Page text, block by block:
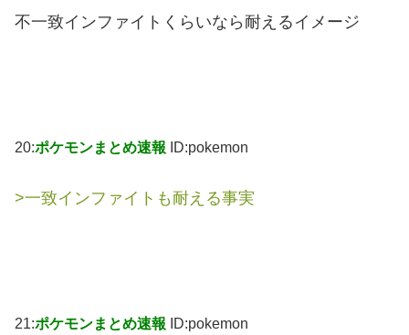
不一致インファイトくらいなら耐えるイメージ
20:ポケモンまとめ速報 ID:pokemon
>一致インファイトも耐える事実
21:ポケモンまとめ速報 ID:pokemon